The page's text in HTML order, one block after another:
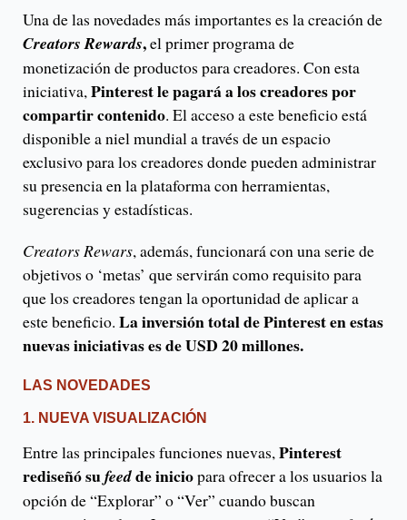
Una de las novedades más importantes es la creación de
Creators Rewards,el primer programa de
monetización de productos para creadores. Con esta
iniciativa,Pinterest le pagará a los creadores por
compartircontenido. El acceso a este beneficio está
disponible a niel mundial a través de un espacio
exclusivo para los creadores donde pueden administrar
su presencia en la plataforma con herramientas,
sugerencias y estadísticas.
Creators Rewars, además, funcionará con una serie de
objetivos o ‘metas’ que servirán como requisito para
que los creadores tengan la oportunidad de aplicar a
este beneficio. La inversión total de Pinterest en estas
nuevas iniciativas es de USD 20 millones.
LAS NOVEDADES
1. NUEVA VISUALIZACIÓN
Entre las principales funciones nuevas,Pinterest
rediseñó sufeedde iniciopara ofrecer a los usuarios la
opción de “Explorar” o “Ver” cuando buscan